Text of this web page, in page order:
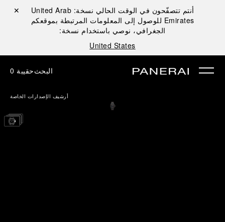
أنتم تتصفّحون في الوقت الحالي نسخة: United Arab
Emirates للوصول إلى المعلومات المرتبطة بموقعكم
الجغرافي، نوصي باستخدام نسخة:
United States
إغلاق ✕
البحثحقيبة 0
أرشيف الإصدارات الخاصة